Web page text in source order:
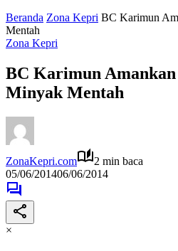
Beranda Zona Kepri BC Karimun
Mentah
Zona Kepri
BC Karimun Amankan
Minyak Mentah
ZonaKepri.com
2 min baca
05/06/201406/06/2014
×